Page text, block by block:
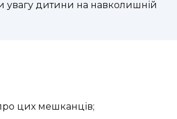
увагу дитини на навколишній
цих мешканців;